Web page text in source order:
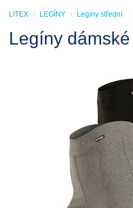
LITEX LEGÍNY Legíny střední
Legíny